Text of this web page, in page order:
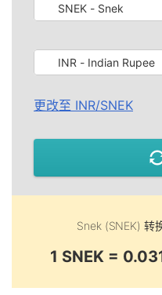
SNEK - Snek
INR - Indian Rupee
更改至 INR/SNEK
Snek (SNEK) 转
1 SNEK =